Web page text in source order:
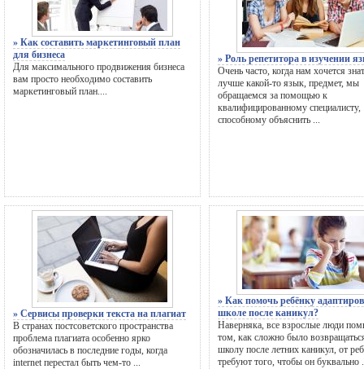
» Как составить маркетинговый план
для бизнеса
Для максимального продвижения бизнеса
вам просто необходимо составить
маркетинговый план....
» Роль репетитора в изучении
Очень часто, когда нам хочется
лучше какой-то язык, предмет, мы
обращаемся за помощью к
квалифицированному специалисту,
способному объяснить ...
» Сервисы проверки текста на плагиат
В странах постсоветского пространства
проблема плагиата особенно ярко
обозначилась в последние годы, когда
internet перестал быть чем-то ...
» Как помочь ребёнку
школе после каникул?
Наверняка, все взрослые люди
том, как сложно было
школу после летних каникул, от
требуют того, чтобы он буквально